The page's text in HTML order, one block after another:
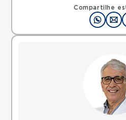
Compartilhe